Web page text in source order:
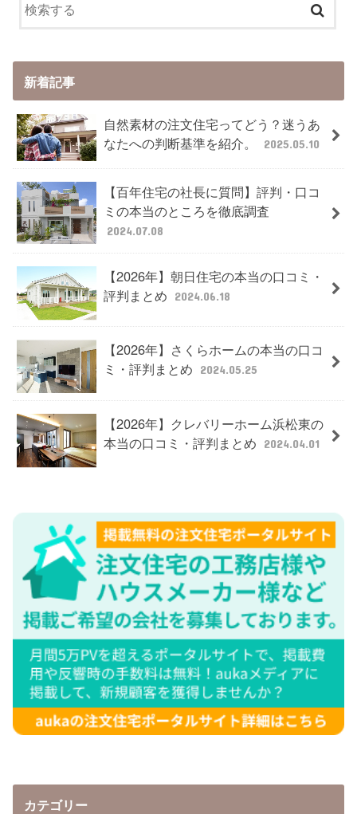
新着記事
自然素材の注文住宅ってどう？迷うあ
なたへの判断基準を紹介。
2025.05.10
【百年住宅の社長に質問】評判・口コ
ミの本当のところを徹底調査
2024.07.08
【2026年】朝日住宅の本当の口コミ・
評判まとめ
2024.06.18
【2026年】さくらホームの本当の口コ
ミ・評判まとめ
2024.05.25
【2026年】クレバリーホーム浜松東の
本当の口コミ・評判まとめ
2024.04.01
カテゴリー